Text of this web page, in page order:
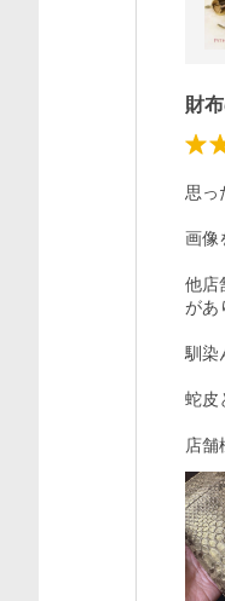
財
思っ
画像
他店
があ
馴染
蛇皮